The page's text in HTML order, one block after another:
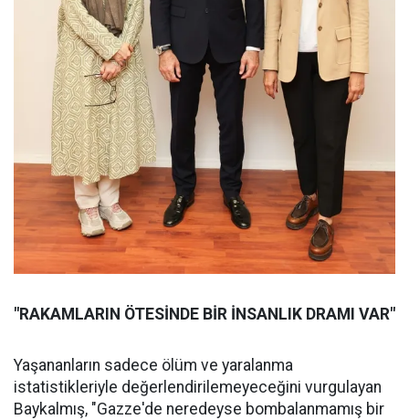
"RAKAMLARIN ÖTESİNDE BİR İNSANLIK DRAMI VAR"
Yaşananların sadece ölüm ve yaralanma
istatistikleriyle değerlendirilemeyeceğini vurgulayan
Baykalmış, "Gazze'de neredeyse bombalanmamış bir